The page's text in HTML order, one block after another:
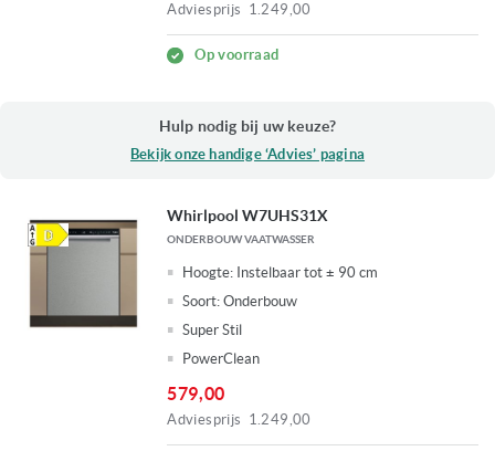
Adviesprijs 1.249,00
Op voorraad
Hulp nodig bij uw keuze?
Bekijk onze handige ‘Advies’ pagina
Whirlpool W7UHS31X
ONDERBOUW VAATWASSER
Hoogte: Instelbaar tot ± 90 cm
Soort: Onderbouw
Super Stil
PowerClean
579,00
Adviesprijs 1.249,00